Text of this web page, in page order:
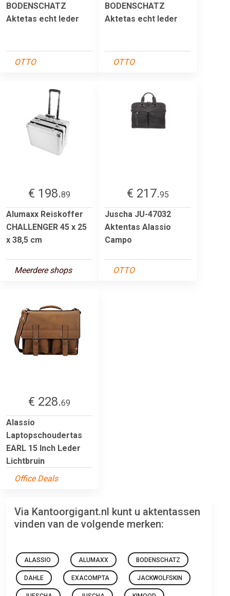
BODENSCHATZ
Aktetas echt leder
OTTO
BODENSCHATZ
Aktetas echt leder
OTTO
€ 198.89
Alumaxx Reiskoffer
CHALLENGER 45 x 25
x 38,5 cm
Meerdere shops
€ 217.95
Juscha JU-47032
Aktentas Alassio
Campo
OTTO
€ 228.69
Alassio
Laptopschoudertas
EARL 15 Inch Leder
Lichtbruin
Office Deals
Via Kantoorgigant.nl kunt u aktentassen
vinden van de volgende merken:
ALASSIO ALUMAXX BODENSCHATZ
DAHLE EXACOMPTA JACKWOLFSKIN